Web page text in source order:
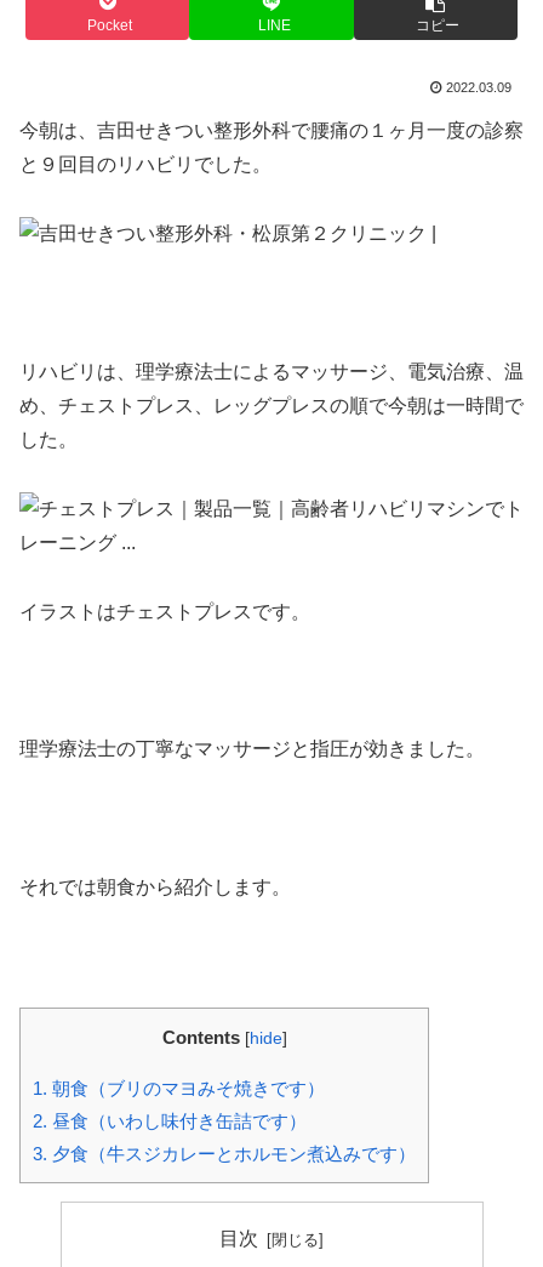
Pocket LINE コピー
2022.03.09
今朝は、吉田せきつい整形外科で腰痛の１ヶ月一度の診察
と９回目のリハビリでした。
リハビリは、理学療法士によるマッサージ、電気治療、温
め、チェストプレス、レッグプレスの順で今朝は一時間で
した。
イラストはチェストプレスです。
理学療法士の丁寧なマッサージと指圧が効きました。
それでは朝食から紹介します。
Contents [hide]
1. 朝食（ブリのマヨみそ焼きです）
2. 昼食（いわし味付き缶詰です）
3. 夕食（牛スジカレーとホルモン煮込みです）
目次